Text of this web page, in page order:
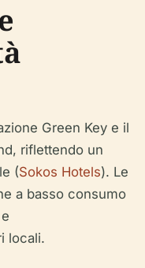
Green Key e il
riflettendo un
(Sokos Hotels). Le
a basso consumo
locali.